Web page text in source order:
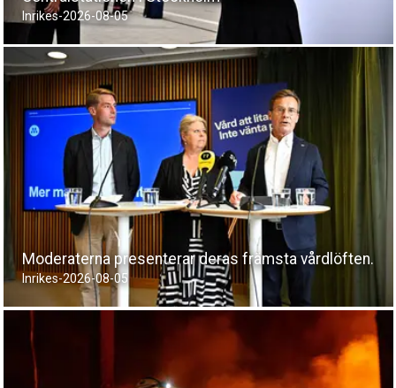
Inrikes-2026-08-05
Moderaterna presenterar deras främsta vårdlöften.
Inrikes-2026-08-05